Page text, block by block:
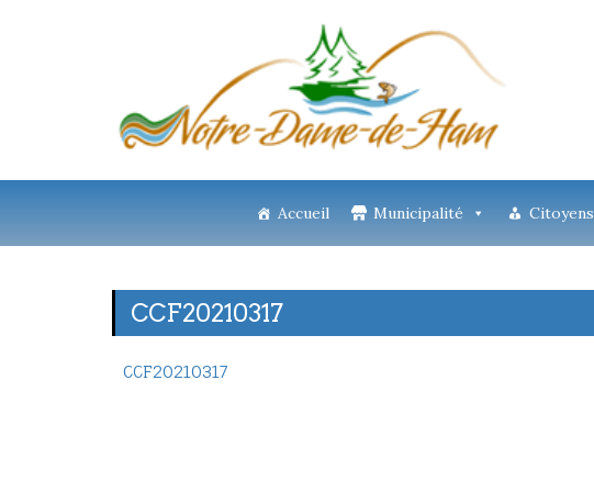
Accueil Municipalité Citoyens
CCF20210317
CCF20210317